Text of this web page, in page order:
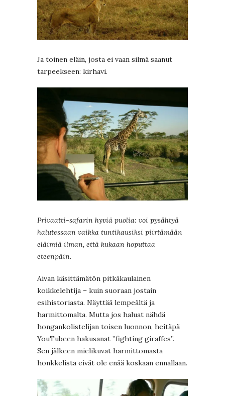
Ja toinen eläin, josta ei vaan silmä saanut
tarpeekseen: kirhavi.
Privaatti-safarin hyviä puolia: voi pysähtyä
halutessaan vaikka tuntikausiksi piirtämään
eläimiä ilman, että kukaan hoputtaa
eteenpäin.
Aivan käsittämätön pitkäkaulainen
koikkelehtija – kuin suoraan jostain
esihistoriasta. Näyttää lempeältä ja
harmittomalta. Mutta jos haluat nähdä
hongankolistelijan toisen luonnon, heitäpä
YouTubeen hakusanat ”fighting giraffes”.
Sen jälkeen mielikuvat harmittomasta
honkkelista eivät ole enää koskaan ennallaan.